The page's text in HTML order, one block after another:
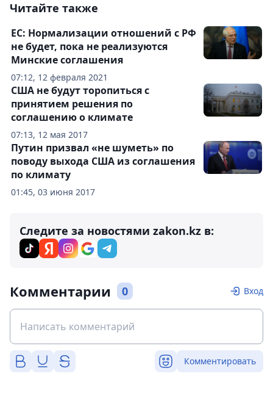
Читайте также
07:12, 12 февраля 2021
ЕС: Нормализации отношений с РФ
не будет, пока не реализуются
Минские соглашения
07:13, 12 мая 2017
США не будут торопиться с
принятием решения по
соглашению о климате
01:45, 03 июня 2017
Путин призвал «не шуметь» по
поводу выхода США из соглашения
по климату
Следите за новостями zakon.kz в:
Комментарии 0 Вход
Комментировать